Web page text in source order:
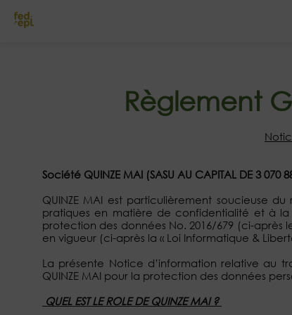
Règlement
Société QUINZE MAI (SASU AU CAPITAL DE 3 070
QUINZE MAI est particulièrement soucieuse
pratiques en matière de confidentialité et à
protection des données No. 2016/679 (ci-après
en vigueur (ci-après la « Loi Informatique &
La présente Notice d’information relative au
QUINZE MAI pour la protection des données
QUEL EST LE ROLE DE QUINZE MAI ?